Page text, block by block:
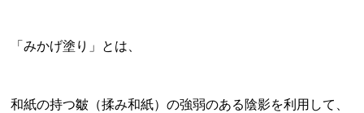
「みかげ塗り」とは、
和紙の持つ皺（揉み和紙）の強弱のある陰影を利用して、